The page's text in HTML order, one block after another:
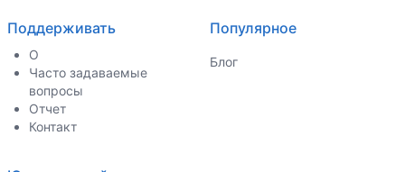
Поддерживать
О
Часто задаваемые
вопросы
Отчет
Контакт
Популярное
Блог